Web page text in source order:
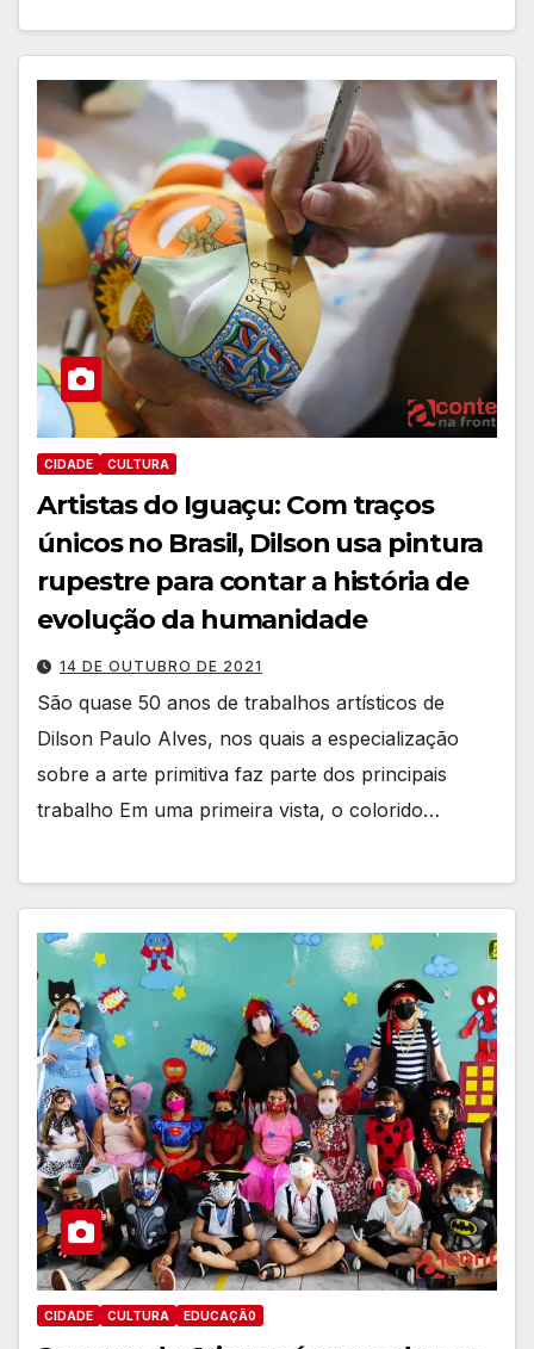
CIDADE CULTURA
Artistas do Iguaçu: Com traços
únicos no Brasil, Dilson usa pintura
rupestre para contar a história de
evolução da humanidade
14 DE OUTUBRO DE 2021
São quase 50 anos de trabalhos artísticos de
Dilson Paulo Alves, nos quais a especialização
sobre a arte primitiva faz parte dos principais
trabalho Em uma primeira vista, o colorido…
CIDADE CULTURA EDUCAÇÃ0